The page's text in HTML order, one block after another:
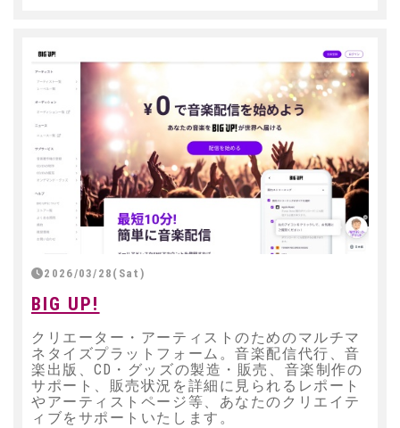
2026/03/28(Sat)
BIG UP!
クリエーター・アーティストのためのマルチマ
ネタイズプラットフォーム。音楽配信代行、音
楽出版、CD・グッズの製造・販売、音楽制作の
サポート、販売状況を詳細に見られるレポート
やアーティストページ等、あなたのクリエイテ
ィブをサポートいたします。